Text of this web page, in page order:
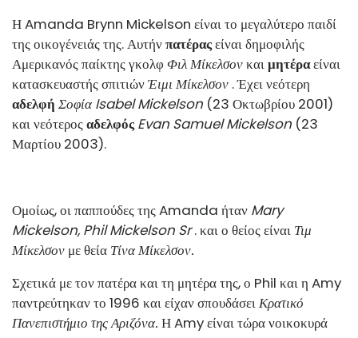
Η Amanda Brynn Mickelson είναι το μεγαλύτερο παιδί
της οικογένειάς της. Αυτήνπατέραςείναι δημοφιλής
Αμερικανός παίκτης γκολφ Φιλ Μίκελσονκαιμητέραείναι
κατασκευαστής σπιτιώνΈιμι Μίκελσον . Έχει νεότερη
αδελφή Σοφία Isabel Mickelson (23 Οκτωβρίου 2001)
και νεότεροςαδελφός Evan Samuel Mickelson (23
Μαρτίου 2003).
Ομοίως, οι παππούδες της Amanda ήταν Mary
Mickelson, Phil Mickelson Sr. και ο θείος είναι Τιμ
Μίκελσον με θεία Τίνα Μίκελσον.
Σχετικά με τον πατέρα και τη μητέρα της, ο Phil και η Amy
παντρεύτηκαν το 1996 και είχαν σπουδάσειΚρατικό
Πανεπιστήμιο της Αριζόνα. Η Amy είναι τώρα νοικοκυρά